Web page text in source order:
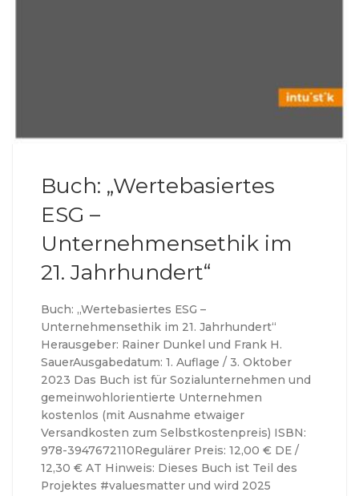
Buch: „Wertebasiertes
ESG –
Unternehmensethik im
21. Jahrhundert“
Buch: „Wertebasiertes ESG –
Unternehmensethik im 21. Jahrhundert“
Herausgeber: Rainer Dunkel und Frank H.
SauerAusgabedatum: 1. Auflage / 3. Oktober
2023 Das Buch ist für Sozialunternehmen und
gemeinwohlorientierte Unternehmen
kostenlos (mit Ausnahme etwaiger
Versandkosten zum Selbstkostenpreis) ISBN:
978-3947672110Regulärer Preis: 12,00 € DE /
12,30 € AT Hinweis: Dieses Buch ist Teil des
Projektes #valuesmatter und wird 2025